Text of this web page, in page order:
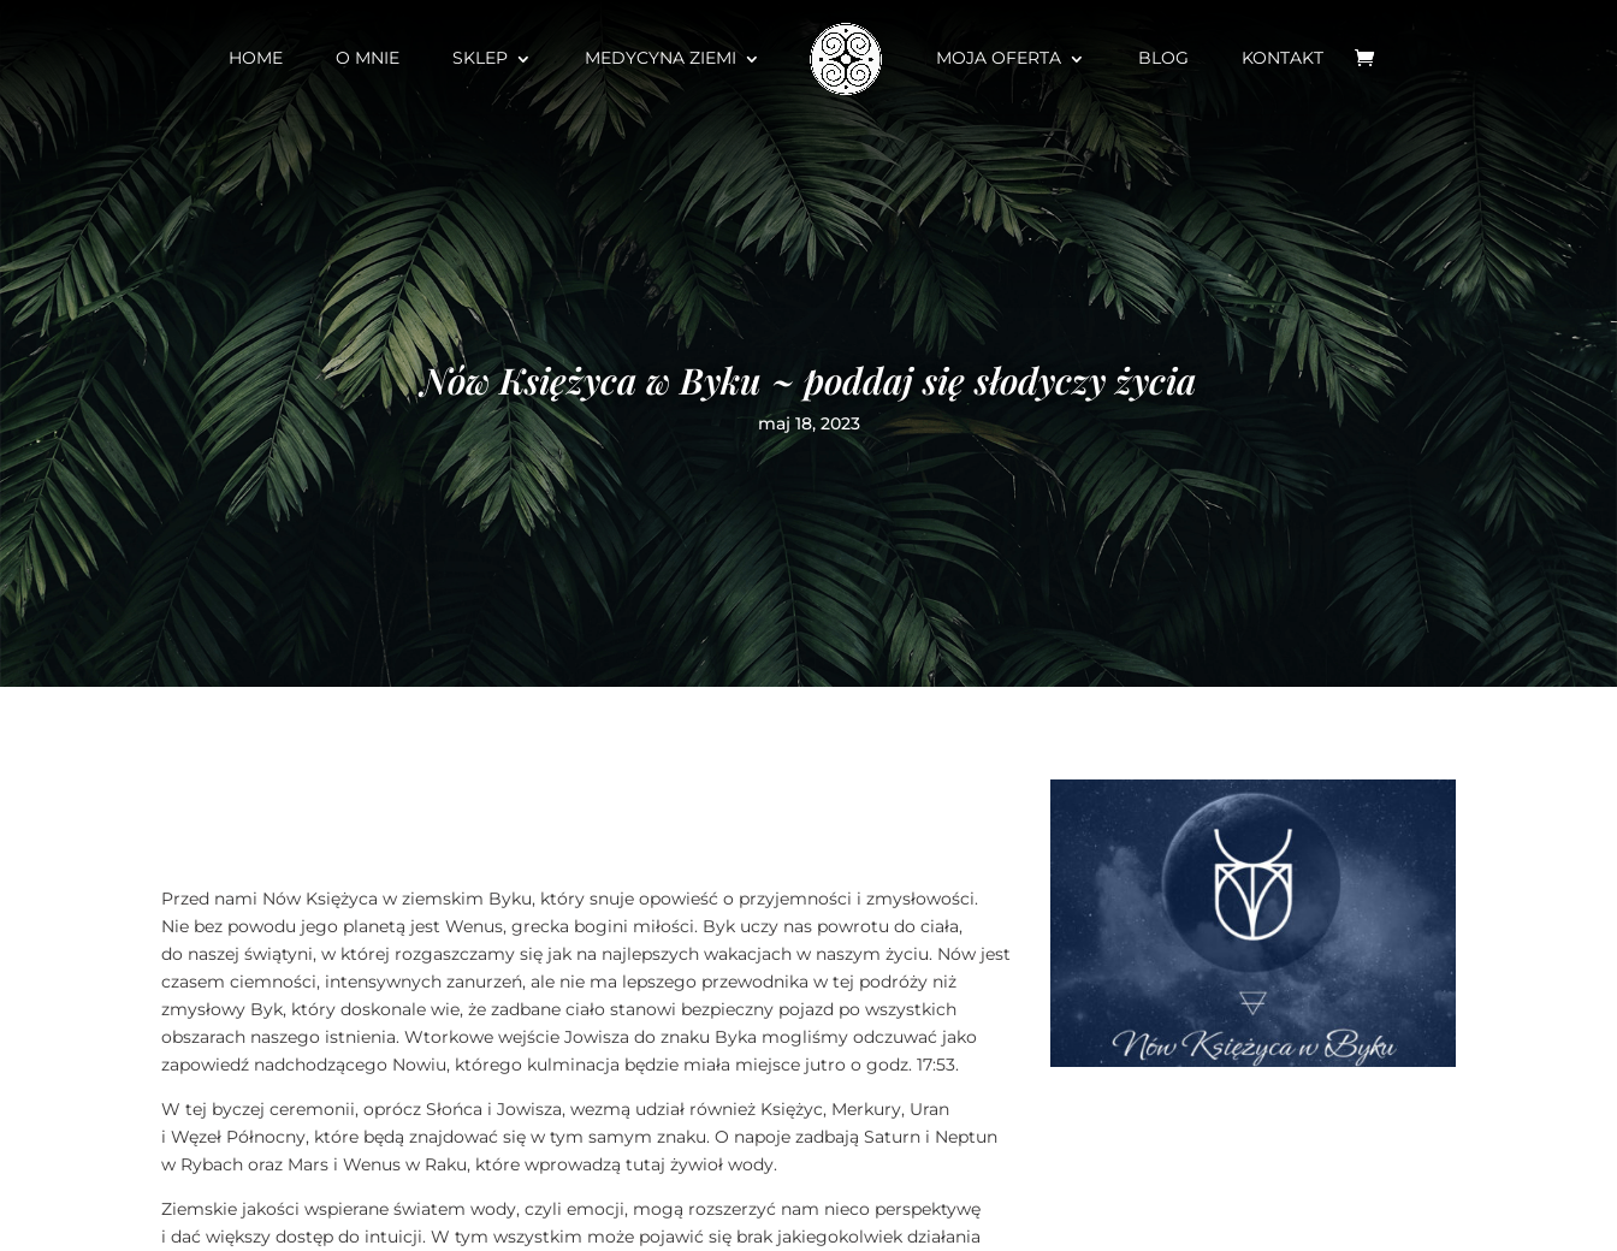
HOME O MNIE SKLEP MEDYCYNA ZIEMI MOJA OFERTA BLOG KONTAKT
Nów Księżyca w Byku ~ poddaj się słodyczy życia
maj 18, 2023
Przed nami Nów Księżyca w ziemskim Byku, który snuje opowieść o przyjemności i zmysłowości.
Nie bez powodu jego planetą jest Wenus, grecka bogini miłości. Byk uczy nas powrotu do ciała,
do naszej świątyni, w której rozgaszczamy się jak na najlepszych wakacjach w naszym życiu. Nów jest
czasem ciemności, intensywnych zanurzeń, ale nie ma lepszego przewodnika w tej podróży niż
zmysłowy Byk, który doskonale wie, że zadbane ciało stanowi bezpieczny pojazd po wszystkich
obszarach naszego istnienia. Wtorkowe wejście Jowisza do znaku Byka mogliśmy odczuwać jako
zapowiedź nadchodzącego Nowiu, którego kulminacja będzie miała miejsce jutro o godz. 17:53.
W tej byczej ceremonii, oprócz Słońca i Jowisza, wezmą udział również Księżyc, Merkury, Uran
i Węzeł Północny, które będą znajdować się w tym samym znaku. O napoje zadbają Saturn i Neptun
w Rybach oraz Mars i Wenus w Raku, które wprowadzą tutaj żywioł wody.
Ziemskie jakości wspierane światem wody, czyli emocji, mogą rozszerzyć nam nieco perspektywę
i dać większy dostęp do intuicji. W tym wszystkim może pojawić się brak jakiegokolwiek działania